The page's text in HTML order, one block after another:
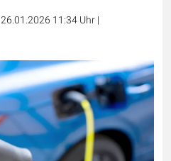
26.01.2026 11:34 Uhr|